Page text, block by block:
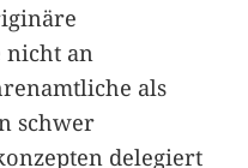
nicht an
als
schwer
delegiert